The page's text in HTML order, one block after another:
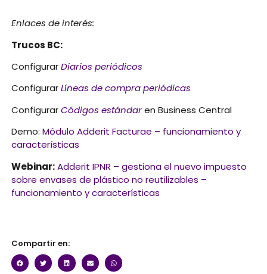
Enlaces de interés:
Trucos BC:
ConfigurarDiarios periódicos
ConfigurarLíneas de compra periódicas
ConfigurarCódigos estándaren Business Central
Demo: Módulo Adderit Facturae – funcionamiento y
características
Webinar:Adderit IPNR – gestiona el nuevo impuesto
sobre envases de plástico no reutilizables –
funcionamiento y características
Compartir en: